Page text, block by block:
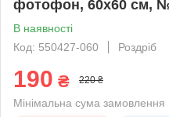
фотофон, 60x60 см,
В наявності
Код: 550427-060
Роздріб
190 ₴ 220 ₴
Мінімальна сума